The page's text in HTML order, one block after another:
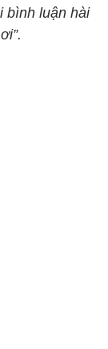
bình luận hài